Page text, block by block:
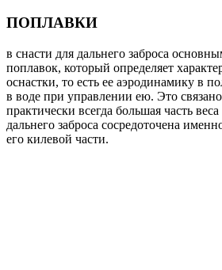
ПОПЛАВКИ
в снасти для дальнего заброса
поплавок, который определяет
оснастки, то есть ее аэродинамику в
в воде при управлении ею. Это
практически всегда большая часть
дальнего заброса сосредоточена
его килевой части.